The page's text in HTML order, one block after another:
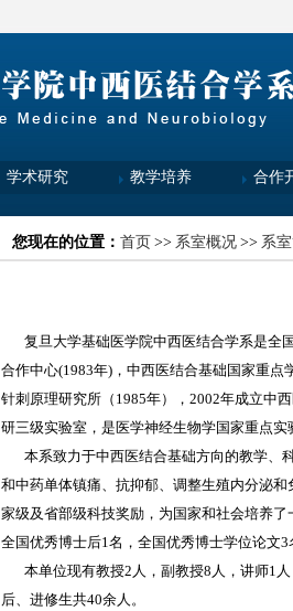
学术研究 教学培养 合作
您现在的位置： 首页 >> 系室概况 >> 系
复旦大学基础医学院中西医结合学系是全
合作中心(1983年)，中西医结合基础国家重点
针刺原理研究所（1985年），2002年成立中
研三级实验室，是医学神经生物学国家重点实
本系致力于中西医结合基础方向的教学、
和中药单体镇痛、抗抑郁、调整生殖内分泌
家级及省部级科技奖励，为国家和社会培养
全国优秀博士后1名，全国优秀博士学位论文3
本单位现有教授2人，副教授8人，讲师1人
后、进修生共40余人。